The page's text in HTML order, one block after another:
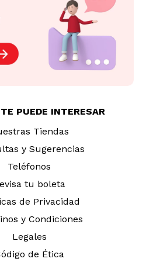
PUEDE INTERESAR
Tiendas
y Sugerencias
Teléfonos
tu boleta
de Privacidad
y Condiciones
Legales
de Ética